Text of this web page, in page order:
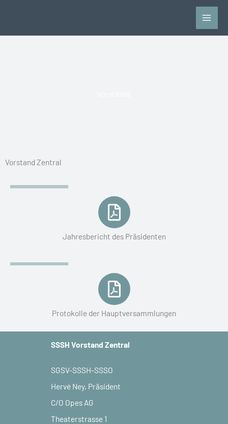
Vorstand Zentral
Jahresbericht des Präsidenten
Protokolle der Hauptversammlungen
SSSH Vorstand Zentral
SGSV-SSSH-SSSO
Hervé Ney, Präsident
C/O Opes AG
Theaterstrasse 1